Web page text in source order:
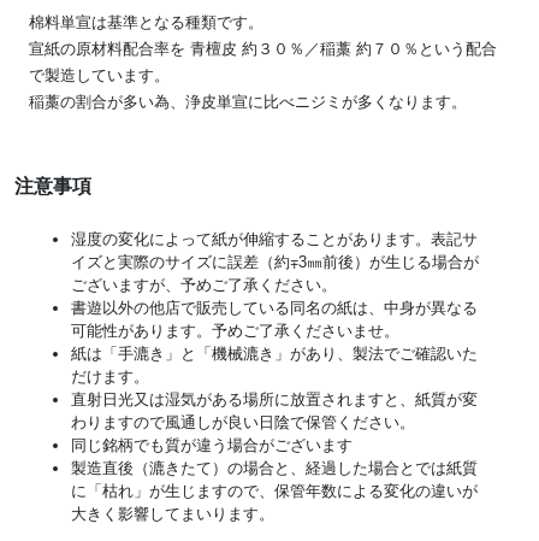
棉料単宣は基準となる種類です。
宣紙の原材料配合率を 青檀皮 約３０％／稲藁 約７０％という配合
で製造しています。
稲藁の割合が多い為、浄皮単宣に比べニジミが多くなります。
注意事項
湿度の変化によって紙が伸縮することがあります。表記サ
イズと実際のサイズに誤差（約∓3㎜前後）が生じる場合が
ございますが、予めご了承ください。
書遊以外の他店で販売している同名の紙は、中身が異なる
可能性があります。予めご了承くださいませ。
紙は「手漉き」と「機械漉き」があり、製法でご確認いた
だけます。
直射日光又は湿気がある場所に放置されますと、紙質が変
わりますので風通しが良い日陰で保管ください。
同じ銘柄でも質が違う場合がございます
製造直後（漉きたて）の場合と、経過した場合とでは紙質
に「枯れ」が生じますので、保管年数による変化の違いが
大きく影響してまいります。